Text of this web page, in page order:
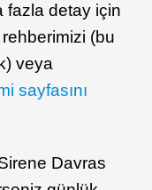
fazla detay için
(bu
veya
sayfasını
Davras